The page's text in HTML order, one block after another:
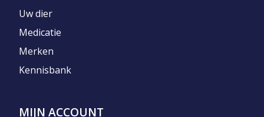
Uw dier
Medicatie
Merken
Kennisbank
MIJN ACCOUNT